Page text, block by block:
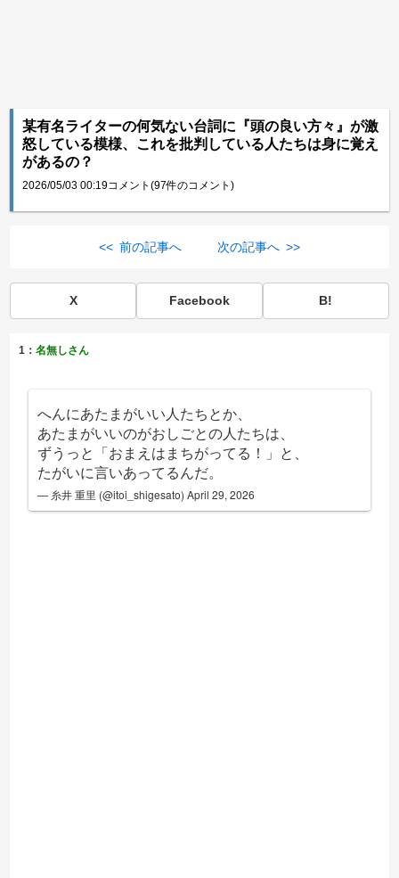
某有名ライターの何気ない台詞に『頭の良い方々』が激
怒している模様、これを批判している人たちは身に覚え
があるの？
2026/05/03 00:19コメント(97件のコメント)
<< 前の記事へ 次の記事へ >>
X Facebook B!
1：名無しさん
へんにあたまがいい人たちとか、
あたまがいいのがおしごとの人たちは、
ずうっと「おまえはまちがってる！」と、
たがいに言いあってるんだ。
— 糸井 重里 (@itoi_shigesato)April 29, 2026